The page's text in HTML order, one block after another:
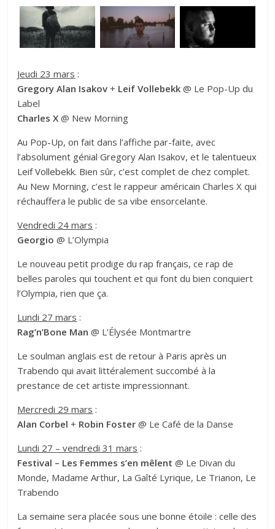
Jeudi 23 mars :
Gregory Alan Isakov + Leif Vollebekk @ Le Pop-Up du
Label
Charles X @ New Morning
Au Pop-Up, on fait dans l’affiche par-faite, avec
l’absolument génial Gregory Alan Isakov, et letalentueux
Leif Vollebekk. Bien sûr, c’est complet de chez complet.
Au New Morning, c’est le rappeur américain Charles X qui
réchauffera le public de sa vibe ensorcelante.
Vendredi 24 mars :
Georgio @ L’Olympia
Le nouveau petit prodige du rap français, ce rap de
belles paroles qui touchent et qui font du bien conquiert
l’Olympia, rien que ça.
Lundi 27 mars :
Rag’n’Bone Man @ L’Élysée Montmartre
Le soulman anglais est de retour à Parisaprès un
Trabendoqui avait littéralement succombé à la
prestance de cet artiste impressionnant.
Mercredi 29 mars :
Alan Corbel + Robin Foster @ Le Café de la Danse
Lundi 27 – vendredi 31 mars :
Festival – Les Femmes s’en mêlent @ Le Divan du
Monde, Madame Arthur, La Gaîté Lyrique, Le Trianon, Le
Trabendo
La semaine sera placée sous une bonne étoile : celle des